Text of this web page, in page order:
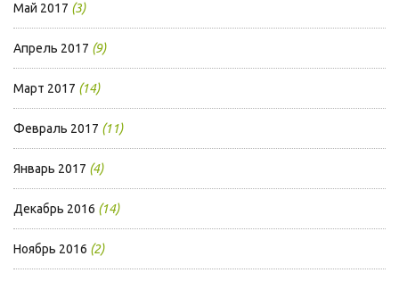
Май 2017 (3)
Апрель 2017 (9)
Март 2017 (14)
Февраль 2017 (11)
Январь 2017 (4)
Декабрь 2016 (14)
Ноябрь 2016 (2)